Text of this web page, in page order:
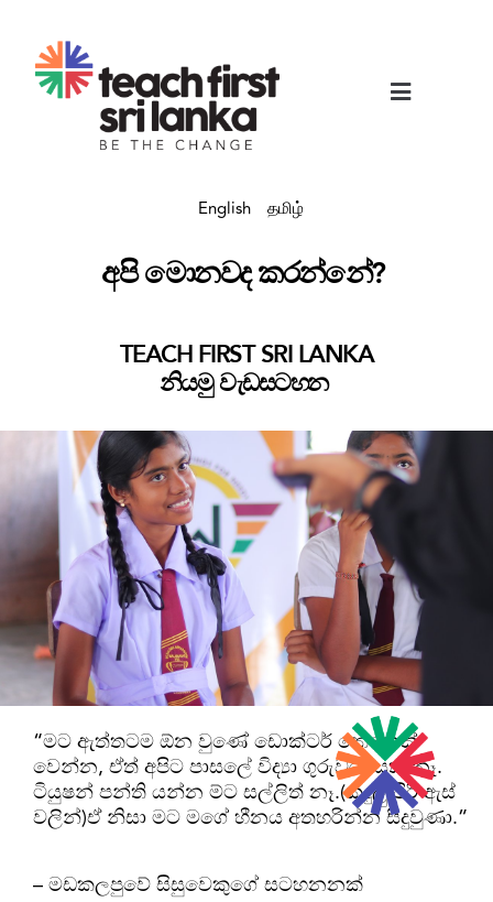
English தமிழ்
අපි මොනවද කරන්නේ?
TEACH FIRST SRI LANKA
නියමු වැඩසටහන
“මට ඇත්තටම ඕන වුණේ ඩොක්ටර් කෙනෙක්
වෙන්න, ඒත් අපිට පාසලේ විද්‍යා ගුරුවරයෙක් නෑ.
ටියුෂන් පන්ති යන්න ම්ට සල්ලිත් නෑ.(කදුලු පිරි ඇස්
වලින්)ඒ නිසා මට මගේ හීනය අතහරින්න සිදුවුණා.”
– මඩකලපුවේ සිසුවෙකුගේ සටහනනක්